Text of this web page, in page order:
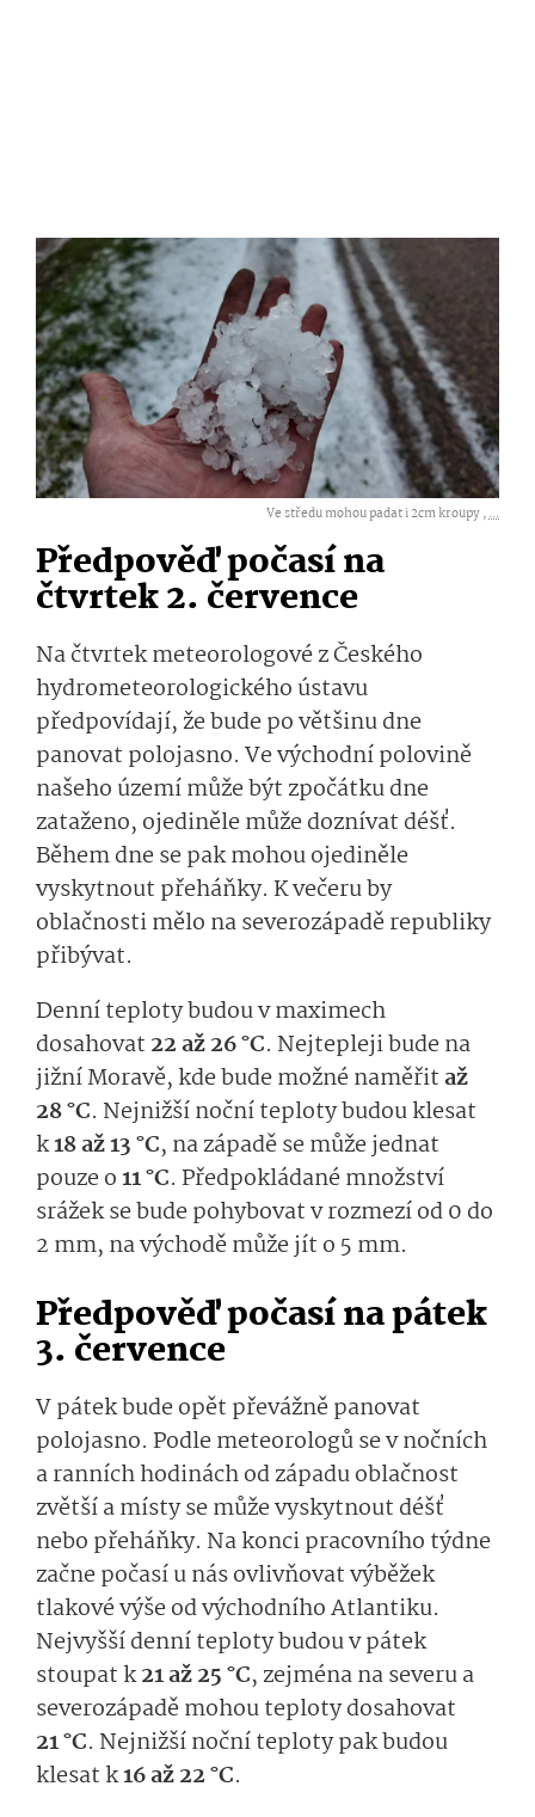
Ve středu mohou padat i 2cm kroupy ,...
Předpověď počasí na
čtvrtek 2. července
Na čtvrtek meteorologové z Českého
hydrometeorolo­gického ústavu
předpovídají, že bude po většinu dne
panovat polojasno. Ve východní polovině
našeho území může být zpočátku dne
zataženo, ojediněle může doznívat déšť.
Během dne se pak mohou ojediněle
vyskytnout přeháňky. K večeru by
oblačnosti mělo na severozápadě republiky
přibývat.
Denní teploty budou v maximech
dosahovat 22 až 26 °C. Nejtepleji bude na
jižní Moravě, kde bude možné naměřitaž
28 °C. Nejnižší noční teploty budou klesat
k18 až 13 °C, na západě se může jednat
pouze o11 °C. Předpokládané množství
srážek se bude pohybovat v rozmezí od 0 do
2 mm, na východě může jít o 5 mm.
Předpověď počasí na pátek
3. července
V pátek bude opět převážně panovat
polojasno. Podle meteorologů se v nočních
a ranních hodinách od západu oblačnost
zvětší a místy se může vyskytnout déšť
nebo přeháňky. Na konci pracovního týdne
začne počasí u nás ovlivňovat výběžek
tlakové výše od východního Atlantiku.
Nejvyšší denní teploty budou v pátek
stoupat k21 až 25 °C, zejména na severu a
severozápadě mohou teploty dosahovat
21 °C. Nejnižší noční teploty pak budou
klesat k16 až 22 °C.